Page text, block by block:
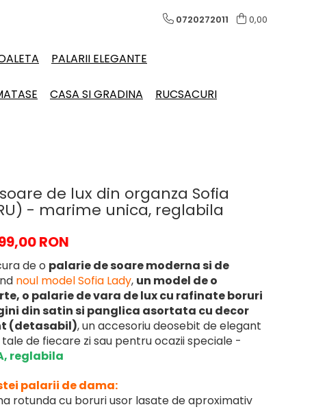
0720272011 0,00
PALARII ELEGANTE
CASA SI GRADINA RUCSACURI
de lux din organza Sofia
- marime unica, reglabila
RON
de o palarie de soare moderna si de
noul model Sofia Lady, un model de o
o palarie de vara de lux cu rafinate boruri
din satin si panglica asortata cu decor
(detasabil), un accesoriu deosebit de elegant
de fiecare zi sau pentru ocazii speciale -
reglabila
palarii de dama:
rotunda cu boruri usor lasate de aproximativ